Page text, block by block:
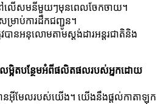
តនៅលើសមនីមួយៗមុនពេលចែកចាយ។
រាប់ការដឹកជញ្ជូន។
បានអនុលោមតាមស្តង់ដារអន្តរជាតិនិង
លម្អិតបន្ថែមអំពីផលិតផលរបស់អ្នកដោយ
ានអ៊ីមែលរបស់យើង។ យើងនឹងផ្តល់កាតាឡុក